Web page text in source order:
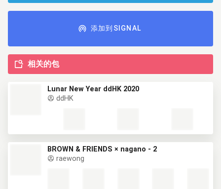
添加到SIGNAL
相关的包
Lunar New Year ddHK 2020
ddHK
BROWN & FRIENDS × nagano - 2
raewong